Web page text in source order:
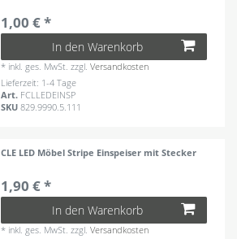
1,00 € *
In den Warenkorb
* inkl. ges. MwSt. zzgl.Versandkosten
Lieferzeit: 1-4 Tage
Art. FCLLEDEINSP
SKU829.9990.5.111
CLE LED Möbel Stripe Einspeiser mit Stecker
1,90 € *
In den Warenkorb
* inkl. ges. MwSt. zzgl.Versandkosten